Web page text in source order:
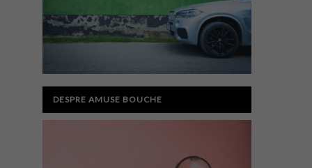
DESPRE AMUSE BOUCHE